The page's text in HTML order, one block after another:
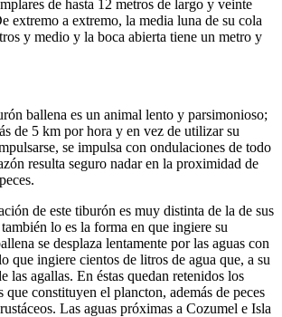
de hasta 12 metros de largo y veinte
extremo a extremo, la media luna de su cola
y medio y la boca abierta tiene un metro y
ballena es un animal lento y parsimonioso;
de 5 km por hora y en vez de utilizar su
se impulsa con ondulaciones de todo
resulta seguro nadar en la proximidad de
de este tiburón es muy distinta de la de sus
lo es la forma en que ingiere su
se desplaza lentamente por las aguas con
que ingiere cientos de litros de agua que, a su
las agallas. En éstas quedan retenidos los
que constituyen el plancton, además de peces
Las aguas próximas a Cozumel e Isla